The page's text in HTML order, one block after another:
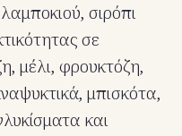
σιρόπι
σε
μέλι, φρουκτόζη,
μπισκότα,
και